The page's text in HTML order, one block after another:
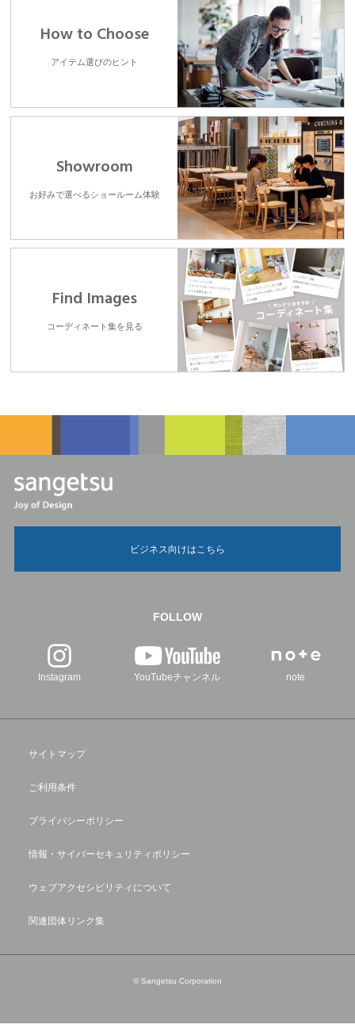
How to Choose
アイテム選びのヒント
Showroom
お好みで選べるショールーム体験
Find Images
コーディネート集を見る
ビジネス向けはこちら
FOLLOW
Instagram YouTubeチャンネル note
サイトマップ
ご利用条件
プライバシーポリシー
情報・サイバーセキュリティポリシー
ウェブアクセシビリティについて
関連団体リンク集
© Sangetsu Corporation